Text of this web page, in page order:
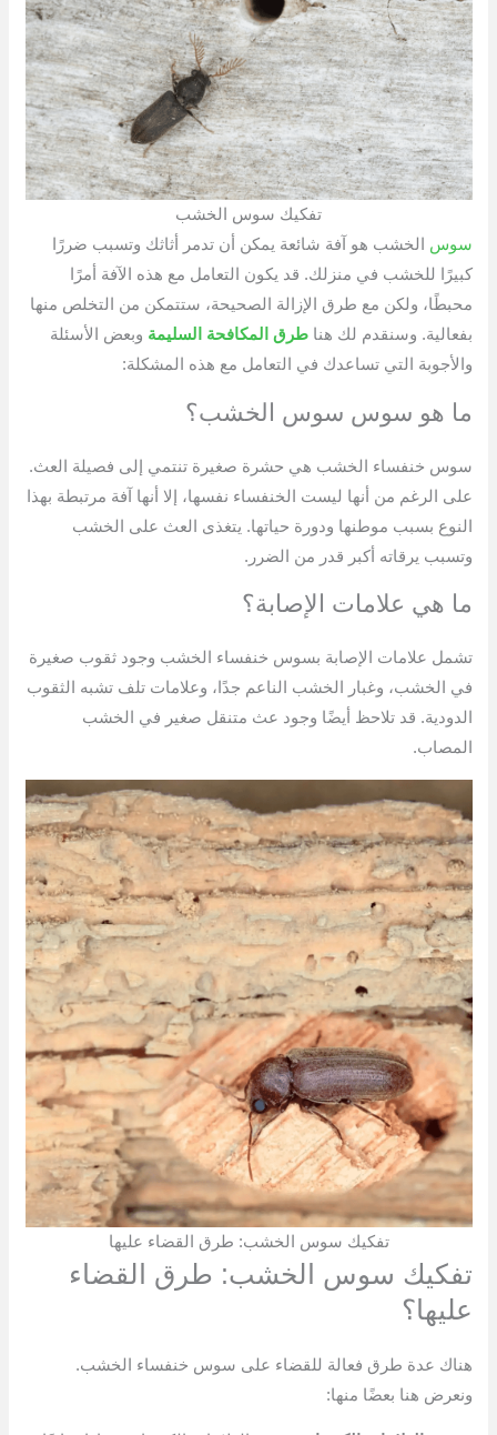
تفكيك سوس الخشب
سوس الخشب هو آفة شائعة يمكن أن تدمر أثاثك وتسبب ضررًا
كبيرًا للخشب في منزلك. قد يكون التعامل مع هذه الآفة أمرًا
محبطًا، ولكن مع طرق الإزالة الصحيحة، ستتمكن من التخلص منها
بفعالية. وسنقدم لك هناطرق المكافحة السليمة وبعض الأسئلة
والأجوبة التي تساعدك في التعامل مع هذه المشكلة:
ما هو سوس سوس الخشب؟
سوس خنفساء الخشب هي حشرة صغيرة تنتمي إلى فصيلة العث.
على الرغم من أنها ليست الخنفساء نفسها، إلا أنها آفة مرتبطة بهذا
النوع بسبب موطنها ودورة حياتها. يتغذى العث على الخشب
وتسبب يرقاته أكبر قدر من الضرر.
ما هي علامات الإصابة؟
تشمل علامات الإصابة بسوس خنفساء الخشب وجود ثقوب صغيرة
في الخشب، وغبار الخشب الناعم جدًا، وعلامات تلف تشبه الثقوب
الدودية. قد تلاحظ أيضًا وجود عث متنقل صغير في الخشب
المصاب.
تفكيك سوس الخشب: طرق القضاء عليها
تفكيك سوس الخشب: طرق القضاء
عليها؟
هناك عدة طرق فعالة للقضاء على سوس خنفساء الخشب.
ونعرض هنا بعضًا منها: